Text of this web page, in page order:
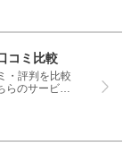
掲載している
コミ比較
・評判を比較
のサービス